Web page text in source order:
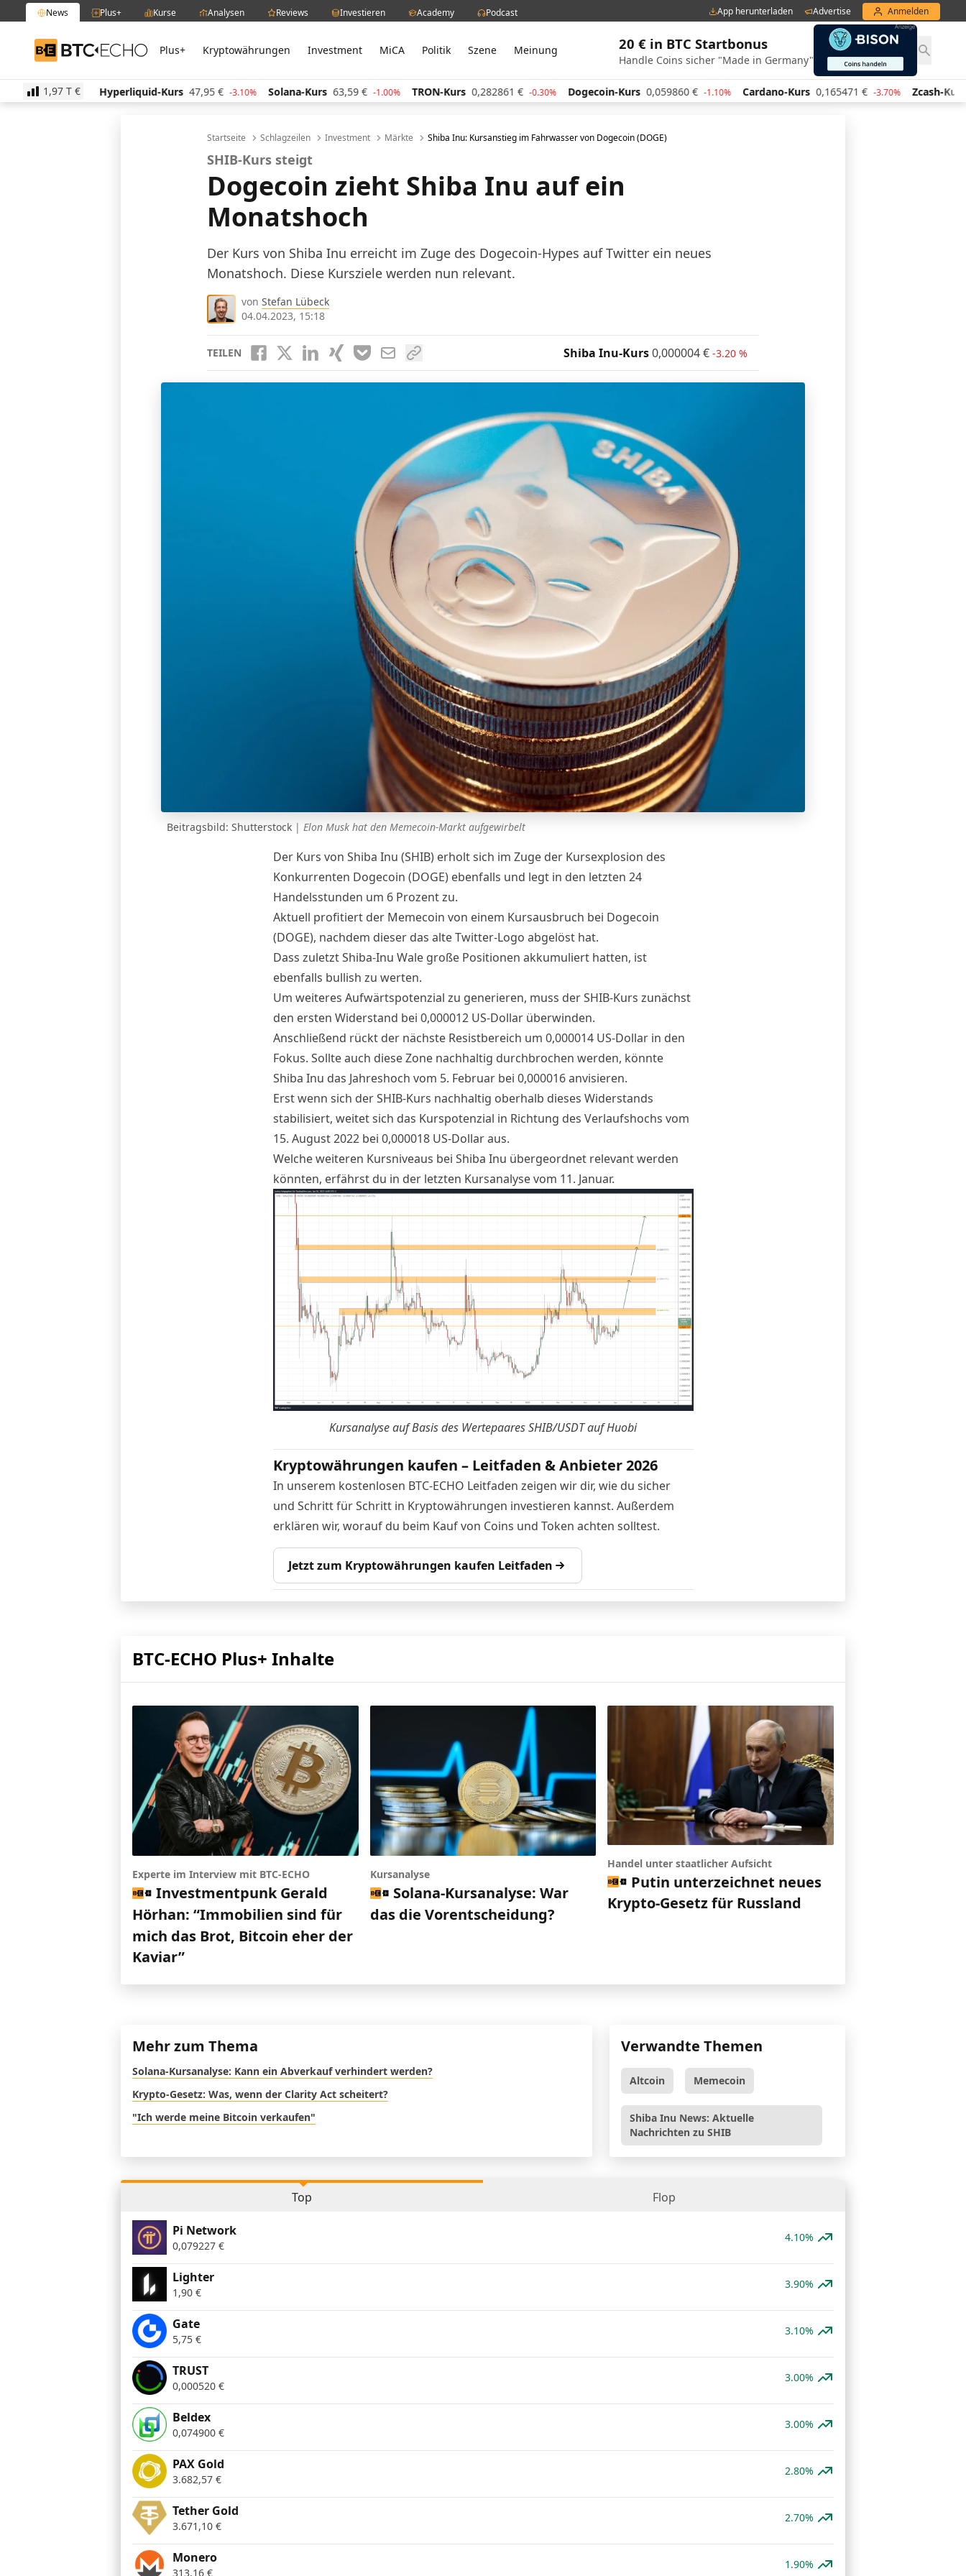
News Plus+ Kurse Analysen Reviews Investieren Academy Podcast App herunterladen Advertise Anmelden
BTC-ECHO Plus+ Kryptowährungen Investment MiCA Politik Szene Meinung 20 € in BTC Startbonus
Handle Coins sicher "Made in Germany"
1,97 T €
-0.60% Hyperliquid-Kurs 47,95 € -3.10% Solana-Kurs 63,59 € -1.00% TRON-Kurs 0,282861 € -0.30% Dogecoin-Kurs 0,059860 € -1.10% Cardano-Kurs 0,165471 € -3.70% Zcash-Kurs 427,95
Startseite Schlagzeilen Investment Märkte Shiba Inu: Kursanstieg im Fahrwasser von Dogecoin (DOGE)
SHIB-Kurs steigt
Dogecoin zieht Shiba Inu auf ein
Monatshoch
Der Kurs von Shiba Inu erreicht im Zuge des Dogecoin-Hypes auf Twitter ein neues
Monatshoch. Diese Kursziele werden nun relevant.
von Stefan Lübeck
04.04.2023, 15:18
TEILEN Shiba Inu-Kurs0,000004€ -3.20 %
Beitragsbild: Shutterstock | Elon Musk hat den Memecoin-Markt aufgewirbelt
Der Kurs von Shiba Inu (SHIB) erholt sich im Zuge der Kursexplosion des
Konkurrenten Dogecoin (DOGE) ebenfalls und legt in den letzten 24
Handelsstunden um 6 Prozent zu.
Aktuell profitiert der Memecoin von einem Kursausbruch bei Dogecoin
(DOGE), nachdem dieser das alte Twitter-Logo abgelöst hat.
Dass zuletzt Shiba-Inu Wale große Positionen akkumuliert hatten, ist
ebenfalls bullish zu werten.
Um weiteres Aufwärtspotenzial zu generieren, muss der SHIB-Kurs zunächst
den ersten Widerstand bei 0,000012 US-Dollar überwinden.
Anschließend rückt der nächste Resistbereich um 0,000014 US-Dollar in den
Fokus. Sollte auch diese Zone nachhaltig durchbrochen werden, könnte
Shiba Inu das Jahreshoch vom 5. Februar bei 0,000016 anvisieren.
Erst wenn sich der SHIB-Kurs nachhaltig oberhalb dieses Widerstands
stabilisiert, weitet sich das Kurspotenzial in Richtung des Verlaufshochs vom
15. August 2022 bei 0,000018 US-Dollar aus.
Welche weiteren Kursniveaus bei Shiba Inu übergeordnet relevant werden
könnten, erfährst du in der letzten Kursanalysevom 11. Januar.
Kursanalyse auf Basis des WertepaaresSHIB/USDT auf Huobi
Kryptowährungen kaufen – Leitfaden & Anbieter 2026
In unserem kostenlosen BTC-ECHO Leitfaden zeigen wir dir, wie du sicher
und Schritt für Schritt in Kryptowährungen investieren kannst. Außerdem
erklären wir, worauf du beim Kauf von Coins und Token achten solltest.
Jetzt zum Kryptowährungen kaufen Leitfaden
BTC-ECHO Plus+ Inhalte
Experte im Interview mit BTC-ECHO
Investmentpunk Gerald
Hörhan: “Immobilien sind für
mich das Brot, Bitcoin eher der
Kaviar”
Kursanalyse
Solana-Kursanalyse: War
das die Vorentscheidung?
Handel unter staatlicher Aufsicht
Putin unterzeichnet neues
Krypto-Gesetz für Russland
Mehr zum Thema
Solana-Kursanalyse: Kann ein Abverkauf verhindert werden?
Krypto-Gesetz: Was, wenn der Clarity Act scheitert?
"Ich werde meine Bitcoin verkaufen"
Verwandte Themen
Altcoin Memecoin
Shiba Inu News: Aktuelle
Nachrichten zu SHIB
Top Flop
Pi Network
0,079227 €
4.10%
Lighter
1,90 €
3.90%
Gate
5,75 €
3.10%
TRUST
0,000520 €
3.00%
Beldex
0,074900 €
3.00%
PAX Gold
3.682,57 €
2.80%
Tether Gold
3.671,10 €
2.70%
Monero
313,16 €
1.90%